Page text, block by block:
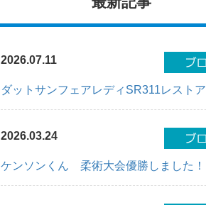
2026.07.11
ダットサンフェアレディSR311レストア
2026.03.24
ケンソンくん 柔術大会優勝しました！